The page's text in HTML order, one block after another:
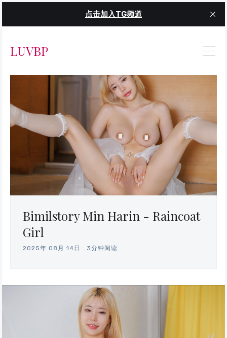
点击加入TG频道
LUVBP
Bimilstory Min Harin - Raincoat
Girl
2025年 08月 14日 3分钟阅读